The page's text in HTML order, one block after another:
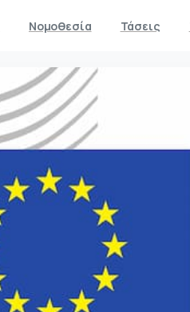
Νομοθεσία Τάσεις